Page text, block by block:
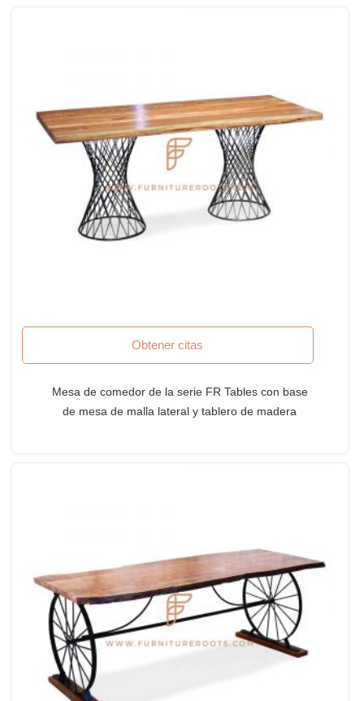
Obtener citas
Mesa de comedor de la serie FR Tables con base
de mesa de malla lateral y tablero de madera